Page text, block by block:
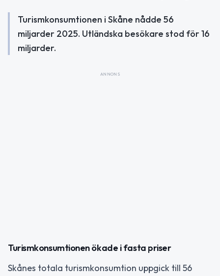
Turismkonsumtionen i Skåne nådde 56
miljarder 2025. Utländska besökare stod för 16
miljarder.
ANNONS
Turismkonsumtionen ökade i fasta priser
Skånes totala turismkonsumtion uppgick till 56